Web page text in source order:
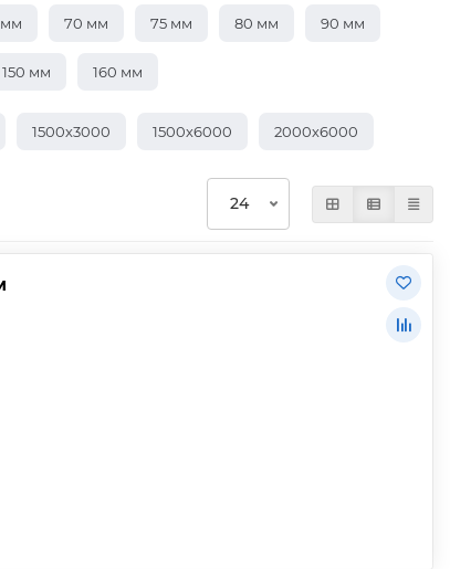
70 мм 75 мм 80 мм 90 мм
150 мм 160 мм
1500х3000 1500х6000 2000х6000